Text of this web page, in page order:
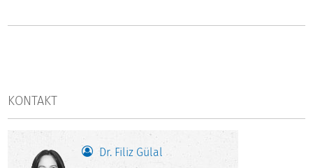
KONTAKT
Dr. Filiz Gülal